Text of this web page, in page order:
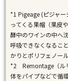
*1 Pigeage (ピジャ
ってくる果帽（果皮
酵中のワインの中へ
呼吸できなくなるこ
かりとポリフェノー
*2 Remontage（ル
体をパイプなどで循